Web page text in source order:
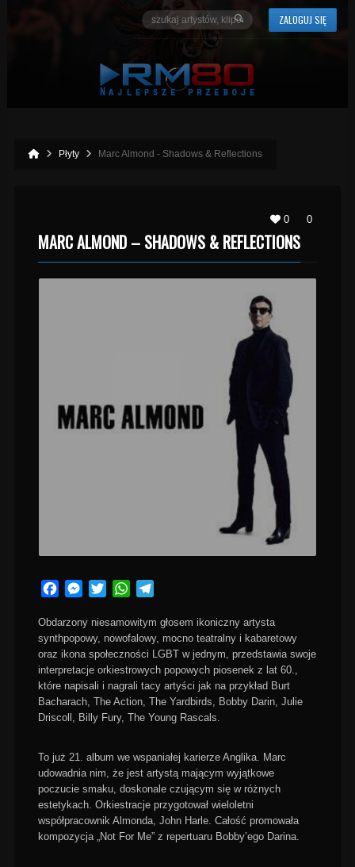
ZALOGUJ SIĘ
Płyty Marc Almond - Shadows & Reflections
0 0
MARC ALMOND – SHADOWS & REFLECTIONS
FacebookMessenger
TwitterWhatsApp
Obdarzony niesamowitym głosem ikoniczny artysta
synthpopowy, nowofalowy, mocno teatralny i kabaretowy
oraz ikona społeczności LGBT w jednym, przedstawia swoje
interpretacje orkiestrowych popowych piosenek z lat 60.,
które napisali i nagrali tacy artyści jak na przykład Burt
Bacharach, The Action, The Yardbirds, Bobby Darin, Julie
Driscoll, Billy Fury, The Young Rascals.
To już 21. album we wspaniałej karierze Anglika. Marc
udowadnia nim, że jest artystą mającym wyjątkowe
poczucie smaku, doskonale czującym się w różnych
estetykach. Orkiestracje przygotował wieloletni
współpracownik Almonda, John Harle. Całość promowała
kompozycja „Not For Me” z repertuaru Bobby’ego Darina.